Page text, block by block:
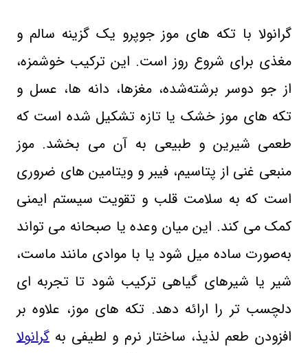
گرانولا با تکه های موز جوپرو یک گزینه سالم و
مغذی برای شروع روز است. این ترکیب خوشمزه،
از جو دوسر برشته‌شده، مغزها، دانه‌ ها، عسل و
تکه‌ های موز خشک یا تازه تشکیل شده است که
طعمی شیرین و طبیعی به آن می‌ بخشد. موز
منبعی غنی از پتاسیم، فیبر و ویتامین‌ های ضروری
است که به سلامت قلب و تقویت سیستم ایمنی
کمک می ‌کند. این میان‌ وعده یا صبحانه می‌ تواند
به‌صورت ساده میل شود یا با موادی مانند ماست،
شیر یا شیرهای گیاهی ترکیب شود تا تجربه‌ ای
دلچسب‌ تر را ارائه دهد. تکه‌ های موز، علاوه بر
افزودن طعم لذیذ، ساختار نرم و لطیفی بهگرانولا